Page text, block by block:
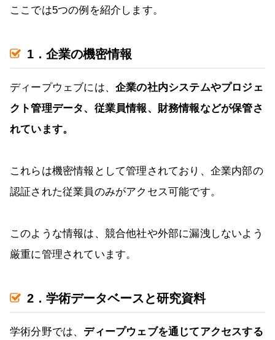
ここでは5つの例を紹介します。
1．企業の機密情報
ディープウェブには、 企業の社内システムやプロジェ
クト管理データ、従業員情報、財務情報などが保管さ
れています。
これらは機密情報として管理されており、企業内部の
認証された従業員のみがアクセス可能です。
このような情報は、競合他社や外部に漏洩しないよう
厳重に管理されています。
2．学術データベースと研究資料
学術分野では、 ディープウェブを通じてアクセスする